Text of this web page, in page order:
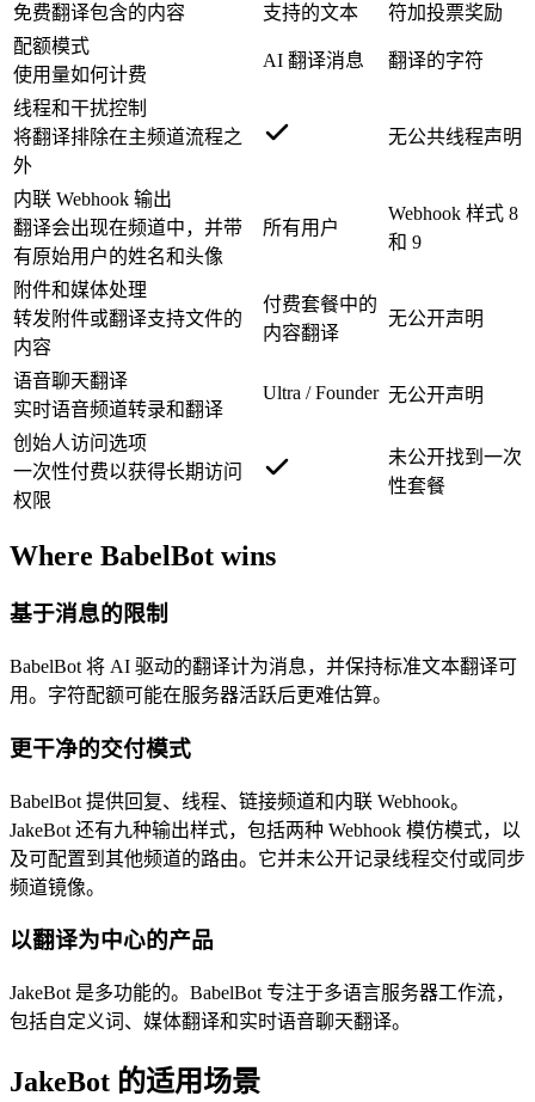
免费翻译包含的内容
支持的文本
符加投票奖励
配额模式
使用量如何计费
AI 翻译消息 翻译的字符
线程和干扰控制
将翻译排除在主频道流程之
外
无公共线程声明
内联 Webhook 输出
翻译会出现在频道中，并带
有原始用户的姓名和头像
所有用户
Webhook 样式 8
和 9
附件和媒体处理
转发附件或翻译支持文件的
内容
付费套餐中的
内容翻译
无公开声明
语音聊天翻译
实时语音频道转录和翻译
Ultra / Founder 无公开声明
创始人访问选项
一次性付费以获得长期访问
权限
未公开找到一次
性套餐
Where BabelBot wins
基于消息的限制
BabelBot 将 AI 驱动的翻译计为消息，并保持标准文本翻译可
用。字符配额可能在服务器活跃后更难估算。
更干净的交付模式
BabelBot 提供回复、线程、链接频道和内联 Webhook。
JakeBot 还有九种输出样式，包括两种 Webhook 模仿模式，以
及可配置到其他频道的路由。它并未公开记录线程交付或同步
频道镜像。
以翻译为中心的产品
JakeBot 是多功能的。BabelBot 专注于多语言服务器工作流，
包括自定义词、媒体翻译和实时语音聊天翻译。
JakeBot 的适用场景